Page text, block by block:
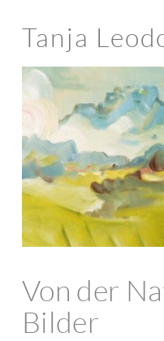
Tanja
Von der
Bilder